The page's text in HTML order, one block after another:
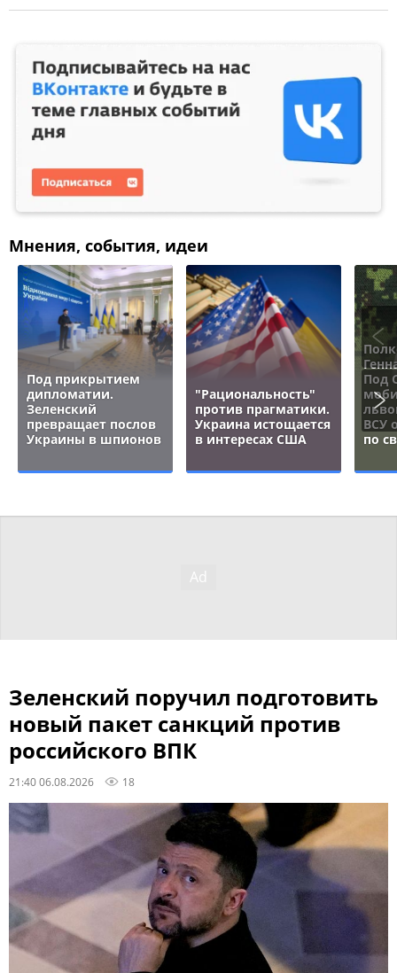
Мнения, события, идеи
Под прикрытием
дипломатии.
Зеленский
превращает послов
Украины в шпионов
"Рациональность"
против прагматики.
Украина истощается
в интересах США
Под
ВСУ
по
Зеленский поручил подготовить
новый пакет санкций против
российского ВПК
21:40 06.08.2026 18